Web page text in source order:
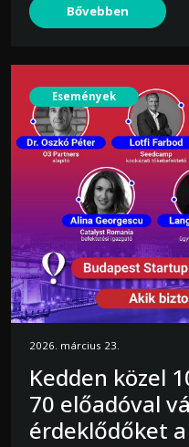
Bővebben
Események
2026. március 23.
Kedden közel
70 előadóval
érdeklődőket